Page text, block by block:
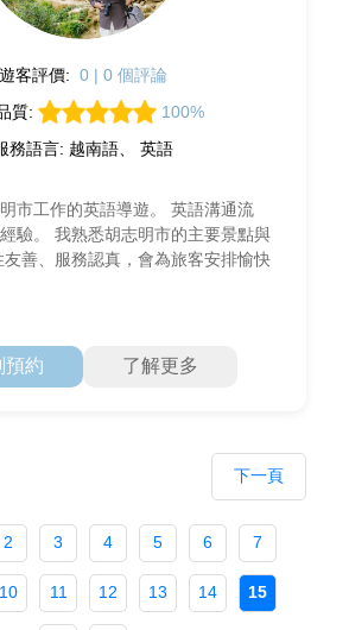
遊客評價: 0 | 0 個評論
質:
100%
務語言: 越南語、 英語
市工作的英語導遊。 英語溝通流
驗。 我熟悉胡志明市的主要景點與
善、服務認真，會為旅客安排愉快
預約 了解更多
下一頁
2 3 4 5 6 7
10 11 12 13 14 15